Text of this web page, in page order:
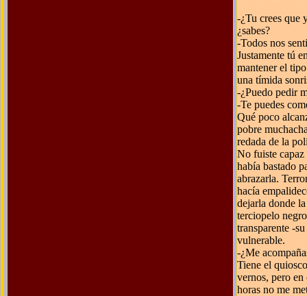
-¿Tu crees que
¿sabes?
-Todos nos
Justamente tú
mantener el
una tímida
-¿Puedo pedir
-Te puedes
Qué poco
pobre
redada de la
No fuiste
había bastado
abrazarla.
hacía
dejarla donde
terciopelo
transparente -
vulnerable.
-¿Me
Tiene el
vernos, pero en
horas no me